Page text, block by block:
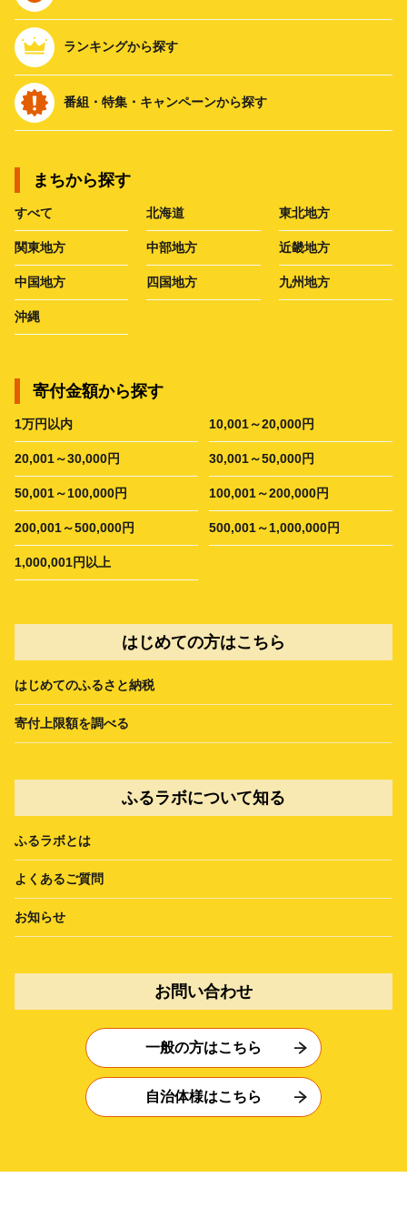
ランキングから探す
番組・特集・キャンペーンから探す
まちから探す
すべて 北海道 東北地方
関東地方 中部地方 近畿地方
中国地方 四国地方 九州地方
沖縄
寄付金額から探す
1万円以内 10,001～20,000円
20,001～30,000円 30,001～50,000円
50,001～100,000円 100,001～200,000円
200,001～500,000円 500,001～1,000,000円
1,000,001円以上
はじめての方はこちら
はじめてのふるさと納税
寄付上限額を調べる
ふるラボについて知る
ふるラボとは
よくあるご質問
お知らせ
お問い合わせ
一般の方はこちら
自治体様はこちら